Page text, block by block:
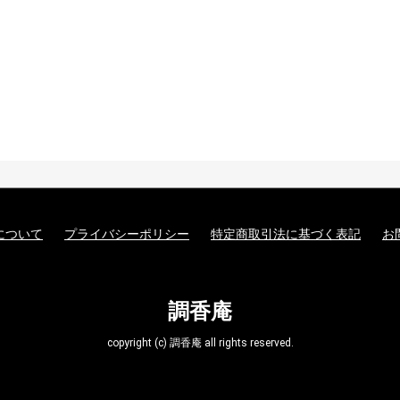
ついて プライバシーポリシー 特定商取引法に基づく表記 お
調香庵
copyright (c) 調香庵 all rights reserved.